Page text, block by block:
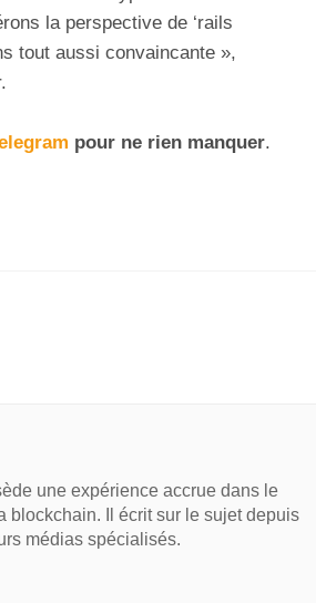
la perspective de ‘rails
tout aussi convaincante »,
pour ne rien manquer.
une expérience accrue dans le
blockchain. Il écrit sur le sujet depuis
médias spécialisés.